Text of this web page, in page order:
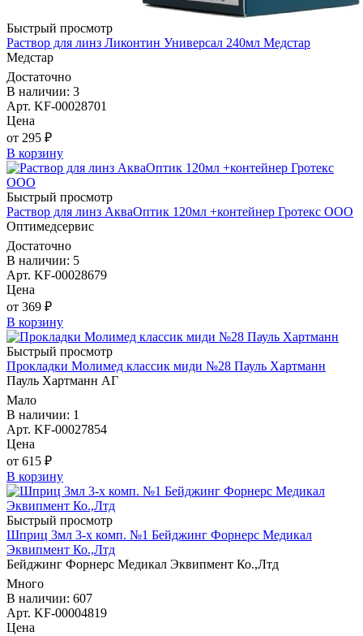
Быстрый просмотр
Раствор для линз Ликонтин Универсал 240мл Медстар
Медстар
Достаточно
В наличии: 3
Арт. KF-00028701
Цена
от 295 ₽
В корзину
Быстрый просмотр
Раствор для линз АкваОптик 120мл +контейнер Гротекс ООО
Оптимедсервис
Достаточно
В наличии: 5
Арт. KF-00028679
Цена
от 369 ₽
В корзину
Быстрый просмотр
Прокладки Молимед классик миди №28 Пауль Хартманн
Пауль Хартманн AГ
Мало
В наличии: 1
Арт. KF-00027854
Цена
от 615 ₽
В корзину
Быстрый просмотр
Шприц 3мл 3-х комп. №1 Бейджинг Форнерс Медикал
Эквипмент Ко.,Лтд
Бейджинг Форнерс Медикал Эквипмент Ко.,Лтд
Много
В наличии: 607
Арт. KF-00004819
Цена